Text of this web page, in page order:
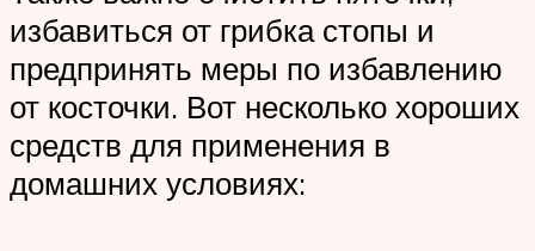
избавиться от грибка стопы и
предпринять меры по избавлению
от косточки. Вот несколько хороших
средств для применения в
домашних условиях: